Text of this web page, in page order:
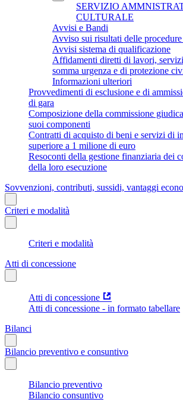
SERVIZIO
CULTURALE
Avvisi e Bandi
Avviso sui risultati delle
Avvisi sistema di qualificazione
Affidamenti diretti di lavori,
somma urgenza e di protezione
Informazioni ulteriori
Provvedimenti di esclusione e di
di gara
Composizione della commissione
suoi componenti
Contratti di acquisto di beni e servizi di
superiore a 1 milione di euro
Resoconti della gestione finanziaria dei
della loro esecuzione
Sovvenzioni, contributi, sussidi, vantaggi
Criteri e modalità
Criteri e modalità
Atti di concessione
Atti di concessione
Atti di concessione - in formato tabellare
Bilanci
Bilancio preventivo e consuntivo
Bilancio preventivo
Bilancio consuntivo